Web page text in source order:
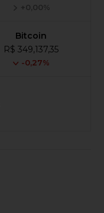
+0,00%
Bitcoin
R$ 349,137,35
-0,27%